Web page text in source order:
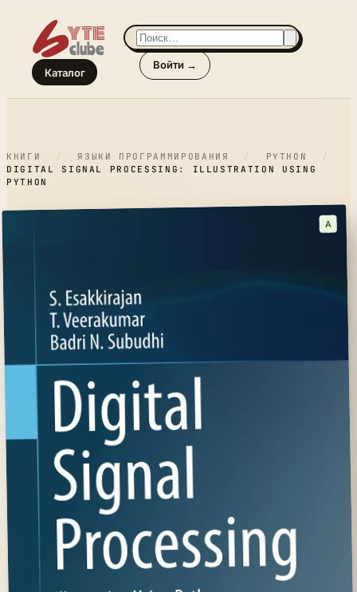
Каталог
Войти →
КНИГИ / ЯЗЫКИ ПРОГРАММИРОВАНИЯ / PYTHON
/
DIGITAL SIGNAL PROCESSING: ILLUSTRATION USING
PYTHON
A